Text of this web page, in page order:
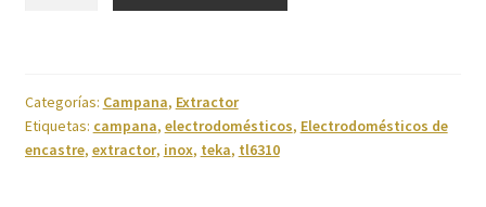
Cuidado personal
cantidad
Categorías: Campana, Extractor
Etiquetas: campana, electrodomésticos, Electrodomésticos de
encastre, extractor, inox, teka, tl6310